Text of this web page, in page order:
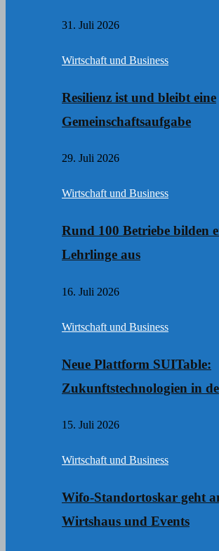
31. Juli 2026
Wirtschaft und Business
Resilienz ist und bleibt eine
Gemeinschaftsaufgabe
29. Juli 2026
Wirtschaft und Business
Rund 100 Betriebe bilden
Lehrlinge aus
16. Juli 2026
Wirtschaft und Business
Neue Plattform SUITable:
Zukunftstechnologien in
15. Juli 2026
Wirtschaft und Business
Wifo-Standortoskar geht
Wirtshaus und Events